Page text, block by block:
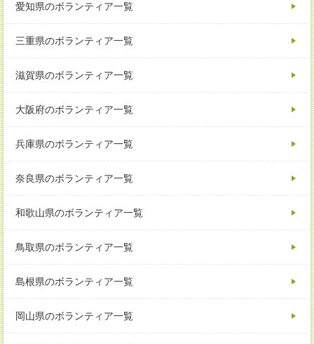
愛知県のボランティア一覧
三重県のボランティア一覧
滋賀県のボランティア一覧
大阪府のボランティア一覧
兵庫県のボランティア一覧
奈良県のボランティア一覧
和歌山県のボランティア一覧
鳥取県のボランティア一覧
島根県のボランティア一覧
岡山県のボランティア一覧